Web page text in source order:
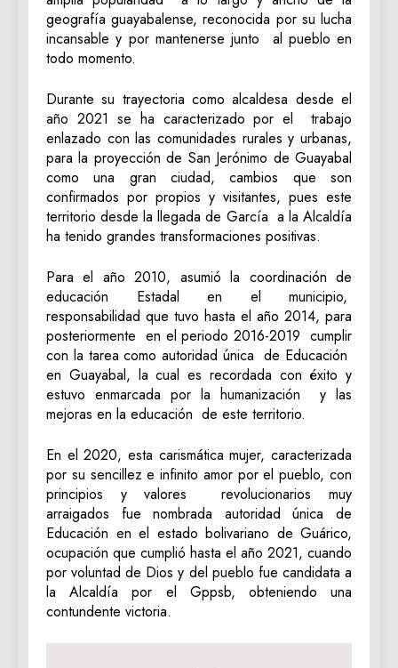
geografía guayabalense, reconocida por su lucha
incansable y por mantenerse junto al pueblo en
todo momento.
Durante su trayectoria como alcaldesa desde el
año 2021 se ha caracterizado por el trabajo
enlazado con las comunidades rurales y urbanas,
para la proyección de San Jerónimo de Guayabal
como una gran ciudad, cambios que son
confirmados por propios y visitantes, pues este
territorio desde la llegada de García a la Alcaldía
ha tenido grandes transformaciones positivas.
Para el año 2010, asumió la coordinación de
educación Estadal en el municipio,
responsabilidad que tuvo hasta el año 2014, para
posteriormente en el periodo 2016-2019 cumplir
con la tarea como autoridad única de Educación
en Guayabal, la cual es recordada con éxito y
estuvo enmarcada por la humanización y las
mejoras en la educación de este territorio.
En el 2020, esta carismática mujer, caracterizada
por su sencillez e infinito amor por el pueblo, con
principios y valores revolucionarios muy
arraigados fue nombrada autoridad única de
Educación en el estado bolivariano de Guárico,
ocupación que cumplió hasta el año 2021, cuando
por voluntad de Dios y del pueblo fue candidata a
la Alcaldía por el Gppsb, obteniendo una
contundente victoria.